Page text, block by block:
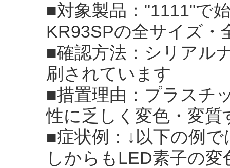
■対象製品："1111"で
KR93SPの全サイズ・
■確認方法：シリアル
刷されています
■措置理由：プラスチ
性に乏しく変色・変
■症状例：↓以下の例
しからもLED素子の